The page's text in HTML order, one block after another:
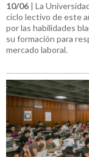
10/06 | La
ciclo lectivo de este
por las habilidades
su formación para
mercado laboral.